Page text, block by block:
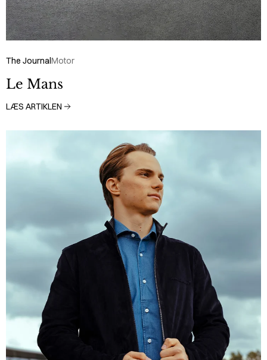
The JournalMotor
Le Mans
LÆS ARTIKLEN